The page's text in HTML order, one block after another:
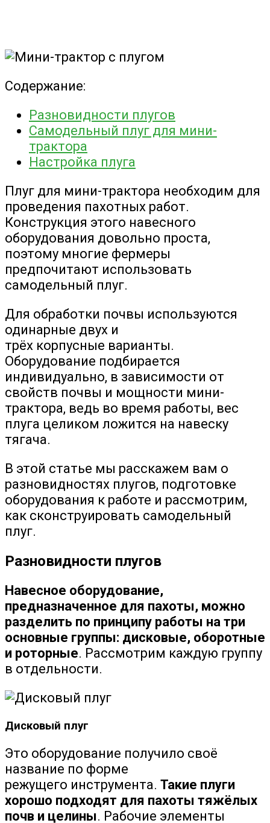
Содержание:
Разновидности плугов
Самодельный плуг для мини-
трактора
Настройка плуга
Плуг для мини-трактора необходим для
проведения пахотных работ.
Конструкция этого навесного
оборудования довольно проста,
поэтому многие фермеры
предпочитают использовать
самодельный плуг.
Для обработки почвы используются
одинарные двух и
трёх корпусные варианты.
Оборудование подбирается
индивидуально, в зависимости от
свойств почвы и мощности мини-
трактора, ведь во время работы, вес
плуга целиком ложится на навеску
тягача.
В этой статье мы расскажем вам о
разновидностях плугов, подготовке
оборудования к работе и рассмотрим,
как сконструировать самодельный
плуг.
Разновидности плугов
Навесное оборудование,
предназначенное для пахоты, можно
разделить по принципу работы на три
основные группы: дисковые, оборотные
и роторные. Рассмотрим каждую группу
в отдельности.
Дисковый плуг
Это оборудование получило своё
название по форме
режущего инструмента. Такие плуги
хорошо подходят для пахоты тяжёлых
почв и целины. Рабочие элементы